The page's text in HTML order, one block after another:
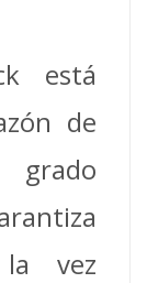
está
de
vez